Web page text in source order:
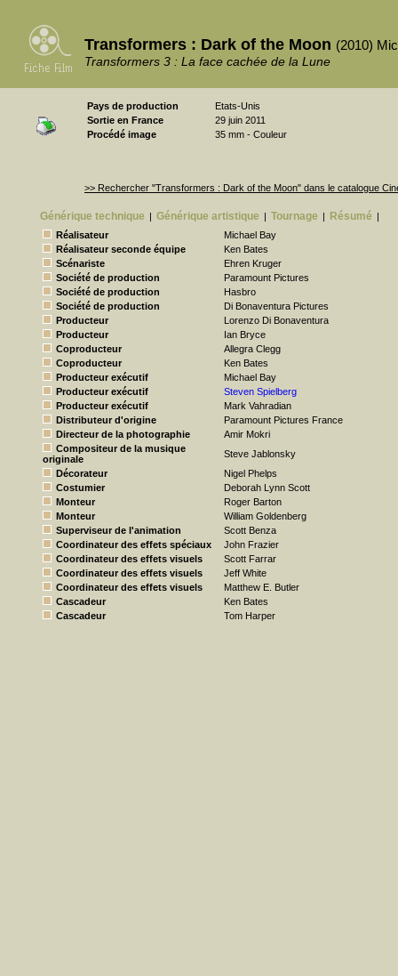
Transformers : Dark of the Moon (2010)
Transformers 3 : La face cachée de la Lune
Pays de production
Etats-Unis
Sortie en France
29 juin 2011
Procédé image
35 mm - Couleur
>> Rechercher "Transformers : Dark of the Moon" dans le catalogue
Générique technique | Générique artistique | Tournage | Résumé |
Réalisateur
Michael Bay
Réalisateur seconde équipe
Ken Bates
Scénariste
Ehren Kruger
Société de production
Paramount Pictures
Société de production
Hasbro
Société de production
Di Bonaventura Pictures
Producteur
Lorenzo Di Bonaventura
Producteur
Ian Bryce
Coproducteur
Allegra Clegg
Coproducteur
Ken Bates
Producteur exécutif
Michael Bay
Producteur exécutif
Steven Spielberg
Producteur exécutif
Mark Vahradian
Distributeur d'origine
Paramount Pictures France
Directeur de la photographie
Amir Mokri
Compositeur de la musique
originale
Steve Jablonsky
Décorateur
Nigel Phelps
Costumier
Deborah Lynn Scott
Monteur
Roger Barton
Monteur
William Goldenberg
Superviseur de l'animation
Scott Benza
Coordinateur des effets spéciaux
John Frazier
Coordinateur des effets visuels
Scott Farrar
Coordinateur des effets visuels
Jeff White
Coordinateur des effets visuels
Matthew E. Butler
Cascadeur
Ken Bates
Cascadeur
Tom Harper